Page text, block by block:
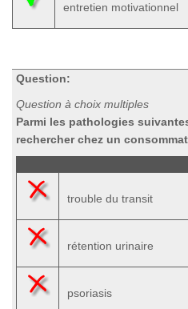
entretien motivationnel
Question:
Question à choix multiples
Parmi les pathologies
rechercher chez un
trouble du transit
rétention urinaire
psoriasis